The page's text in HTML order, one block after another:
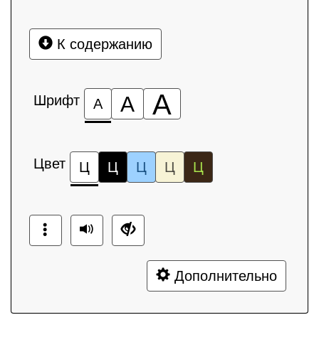
К содержанию
Шрифт А А А
Цвет Ц Ц Ц Ц Ц
Дополнительно